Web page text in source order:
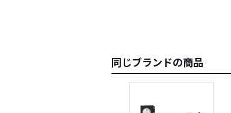
同じブランドの商品